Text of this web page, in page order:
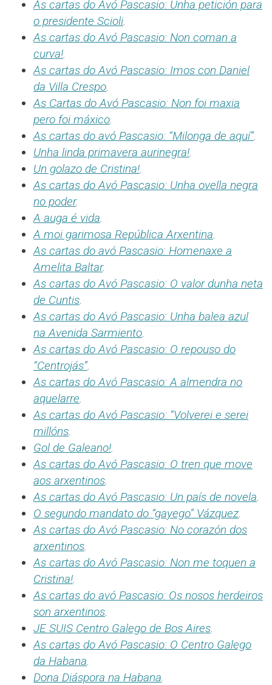
As cartas do Avó Pascasio: Unha petición para
o presidente Scioli.
As cartas do Avó Pascasio: Non coman a
curva!.
As cartas do Avó Pascasio: Imos con Daniel
da Villa Crespo.
As Cartas do Avó Pascasio: Non foi maxia
pero foi máxico.
As cartas do avó Pascasio: “Milonga de aquí”.
Unha linda primavera aurinegra!.
Un golazo de Cristina!.
As cartas do Avó Pascasio: Unha ovella negra
no poder.
A auga é vida.
A moi garimosa República Arxentina.
As cartas do avó Pascasio: Homenaxe a
Amelita Baltar.
As cartas do Avó Pascasio: O valor dunha neta
de Cuntis.
As cartas do Avó Pascasio: Unha balea azul
na Avenida Sarmiento.
As cartas do Avó Pascasio: O repouso do
“Centrojás”.
As cartas do Avó Pascasio: A almendra no
aquelarre.
As cartas do Avó Pascasio: “Volverei e serei
millóns.
Gol de Galeano!.
As cartas do Avó Pascasio: O tren que move
aos arxentinos.
As cartas do Avó Pascasio: Un país de novela.
O segundo mandato do “gayego” Vázquez.
As cartas do Avó Pascasio: No corazón dos
arxentinos.
As cartas do Avó Pascasio: Non me toquen a
Cristina!.
As cartas do avó Pascasio: Os nosos herdeiros
son arxentinos.
JE SUIS Centro Galego de Bos Aires.
As cartas do Avó Pascasio: O Centro Galego
da Habana.
Dona Diáspora na Habana.